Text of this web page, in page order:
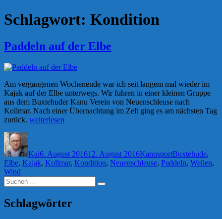
Schlagwort: Kondition
Paddeln auf der Elbe
Am vergangenen Wochenende war ich seit langem mal wieder im
Kajak auf der Elbe unterwegs. Wir fuhren in einer kleinen Gruppe
aus dem Buxtehuder Kanu Verein von Neuenschleuse nach
Kollmar. Nach einer Übernachtung im Zelt ging es am nächsten Tag
zurück. „Paddeln
weiterlesen
Autor
Kai6. August 201612. August 2016KanusportBuxtehude,
Elbe, Kajak, Kollmar, Kondition, Neuenschleuse, Paddeln, Wellen,
Wind
Suchen
nach:
Suchen
Schlagwörter